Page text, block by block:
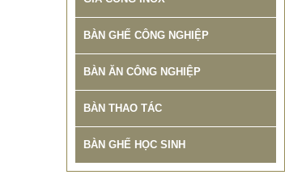
BÀN GHẾ CÔNG NGHIỆP
BÀN ĂN CÔNG NGHIỆP
BÀN THAO TÁC
BÀN GHẾ HỌC SINH